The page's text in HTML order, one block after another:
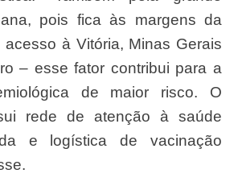
pois fica às margens da
à Vitória, Minas Gerais
– esse fator contribui para a
de maior risco. O
rede de atenção à saúde
e logística de vacinação